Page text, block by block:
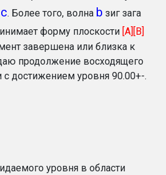
с. Более того, волна b зиг зага
форму плоскости [A][B]
завершена или близка к
продолжение восходящего
достижением уровня 90.00+-.
уровня в области